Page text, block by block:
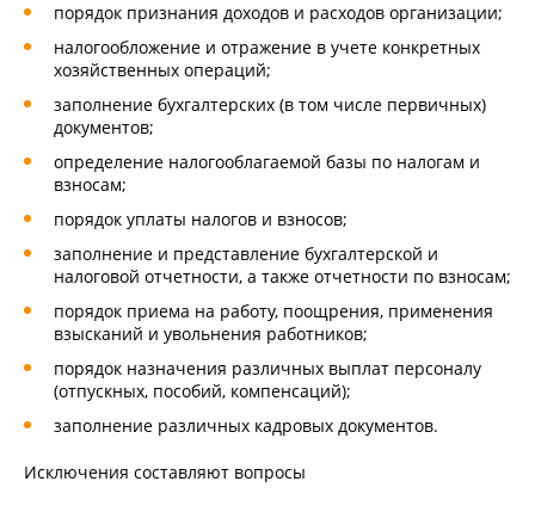
порядок признания доходов и расходов организации;
налогообложение и отражение в учете конкретных
хозяйственных операций;
заполнение бухгалтерских (в том числе первичных)
документов;
определение налогооблагаемой базы по налогам и
взносам;
порядок уплаты налогов и взносов;
заполнение и представление бухгалтерской и
налоговой отчетности, а также отчетности по взносам;
порядок приема на работу, поощрения, применения
взысканий и увольнения работников;
порядок назначения различных выплат персоналу
(отпускных, пособий, компенсаций);
заполнение различных кадровых документов.
Исключения составляют вопросы